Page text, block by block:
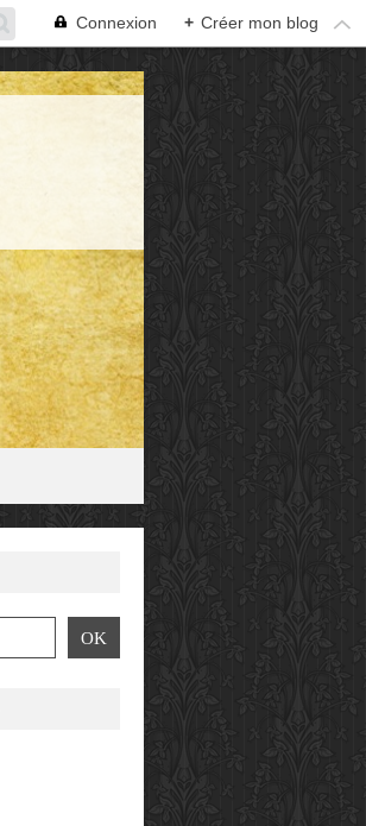
Connexion + Créer mon blog